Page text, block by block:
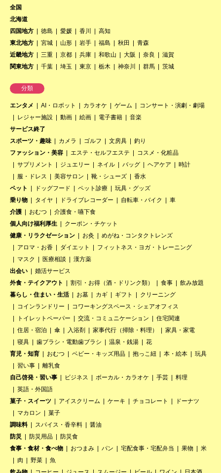
全国
北海道
四国地方
徳島 愛媛 香川
高知
東北地方
宮城 山形 岩手 福島 秋田
青森
近畿地方
三重 京都 兵庫 和歌山 大阪 奈良
滋賀
関東地方
千葉 埼玉 東京 栃木 神奈川 群馬 茨城
分類
エンタメ AI・ロボット カラオケ ゲーム
コンサート・演劇・劇場
レジャー施設
動画 絵画 電子書籍
音楽
サービス終了
スポーツ・趣味
カメラ ゴルフ 文房具
釣り
ファッション・美容
エステ・セルフエステ
コスメ・化粧品
サプリメント
ジュエリー ネイル バッグ ヘアケア
時計
服・ドレス
美容サロン 靴・シューズ
香水
ペット
ドッグフード ペット診療
玩具・グッズ
乗り物
タイヤ ドライブレコーダー 自転車・バイク
車
介護
おむつ
介護食・嚥下食
個人向け福利厚生
クーポン・チケット
健康・リラクゼーション
お灸
めがね・コンタクトレンズ
アロマ・お香
ダイエット
フィットネス・ヨガ・トレーニング
マスク
医療相談
漢方薬
出会い
婚活サービス
外食・テイクアウト
割引・お得（酒・ドリンク類） 食事
飲み放題
暮らし・住まい・生活
お墓 カギ ギフト
クリーニング
コインランドリー
コワーキングスペース・シェアオフィス
トイレットペーパー
交流・コミュニケーション
住宅関連
住居・宿泊
傘 入浴剤 家事代行（掃除・料理）
家具・家電
寝具
歯ブラシ・電動歯ブラシ 温泉・銭湯
花
育児・知育
おむつ ベビー・キッズ用品 抱っこ紐 本・絵本
玩具
習い事
離乳食
自己啓発・習い事
ビジネス ボーカル・カラオケ 手芸
料理
英語・外国語
菓子・スイーツ
アイスクリーム ケーキ チョコレート
ドーナツ
マカロン
菓子
調味料
スパイス・香辛料
醤油
防災
防災用品
防災食
食事・食材・食べ物
おつまみ パン 宅配食事・宅配弁当 果物
米
肉
野菜
魚